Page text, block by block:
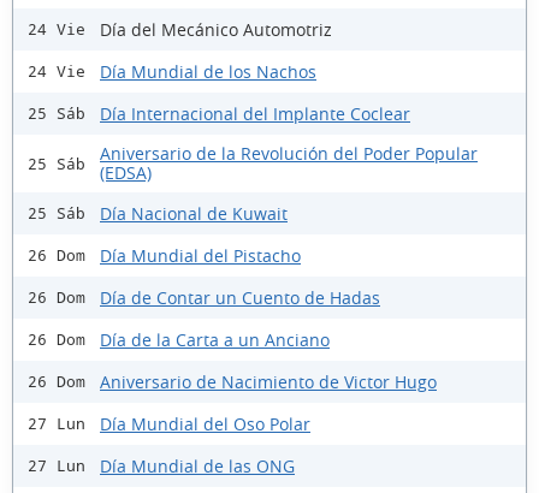
24 Vie Día del Mecánico Automotriz
24 Vie Día Mundial de los Nachos
25 Sáb Día Internacional del Implante Coclear
25 Sáb
Aniversario de la Revolución del Poder Popular
(EDSA)
25 Sáb Día Nacional de Kuwait
26 Dom Día Mundial del Pistacho
26 Dom Día de Contar un Cuento de Hadas
26 Dom Día de la Carta a un Anciano
26 Dom Aniversario de Nacimiento de Victor Hugo
27 Lun Día Mundial del Oso Polar
27 Lun Día Mundial de las ONG